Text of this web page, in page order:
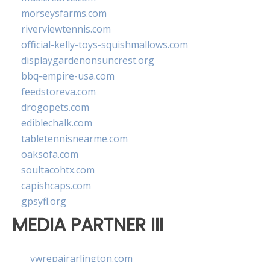
morseysfarms.com
riverviewtennis.com
official-kelly-toys-squishmallows.com
displaygardenonsuncrest.org
bbq-empire-usa.com
feedstoreva.com
drogopets.com
ediblechalk.com
tabletennisnearme.com
oaksofa.com
soultacohtx.com
capishcaps.com
gpsyfl.org
MEDIA PARTNER III
vwrepairarlington.com